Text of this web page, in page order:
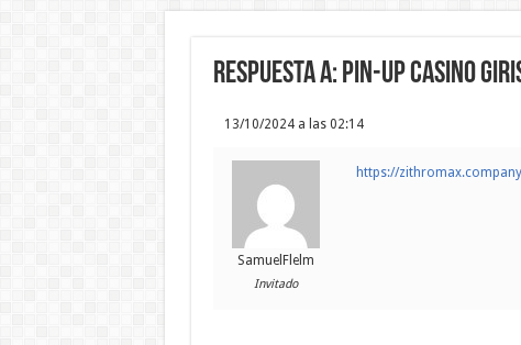
Respuesta a: pin-up casino
13/10/2024 a las 02:14
SamuelFlelm
Invitado
https://